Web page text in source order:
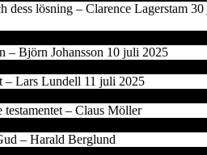
dess lösning – Clarence Lagerstam
– Björn Johansson 10 juli 2025
Lars Lundell 11 juli 2025
– Claus Möller
– Harald Berglund